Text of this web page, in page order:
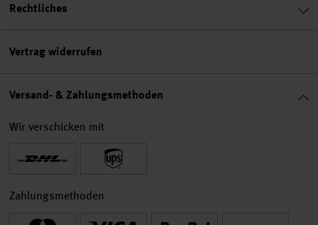
Rechtliches
Vertrag widerrufen
Versand- & Zahlungsmethoden
Wir verschicken mit
Zahlungsmethoden